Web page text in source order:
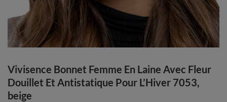
Vivisence Bonnet Femme En Laine Avec Fleur
Douillet Et Antistatique Pour L’Hiver 7053,
beige